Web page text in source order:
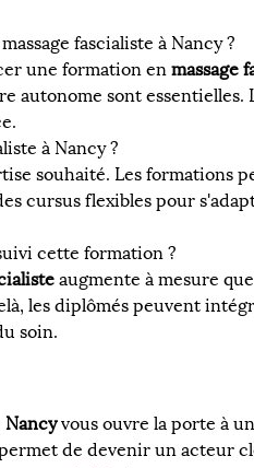
fascialiste à Nancy ?
une formation en massage
autonome sont essentielles.
à Nancy ?
souhaité. Les formations
cursus flexibles pour
cette formation ?
augmente à mesure
les diplômés peuvent
soin.
Nancy vous ouvre la porte à
de devenir un acteur